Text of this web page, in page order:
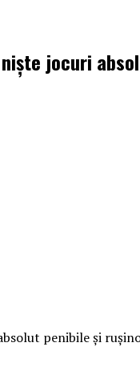
jocuri
penibile şi